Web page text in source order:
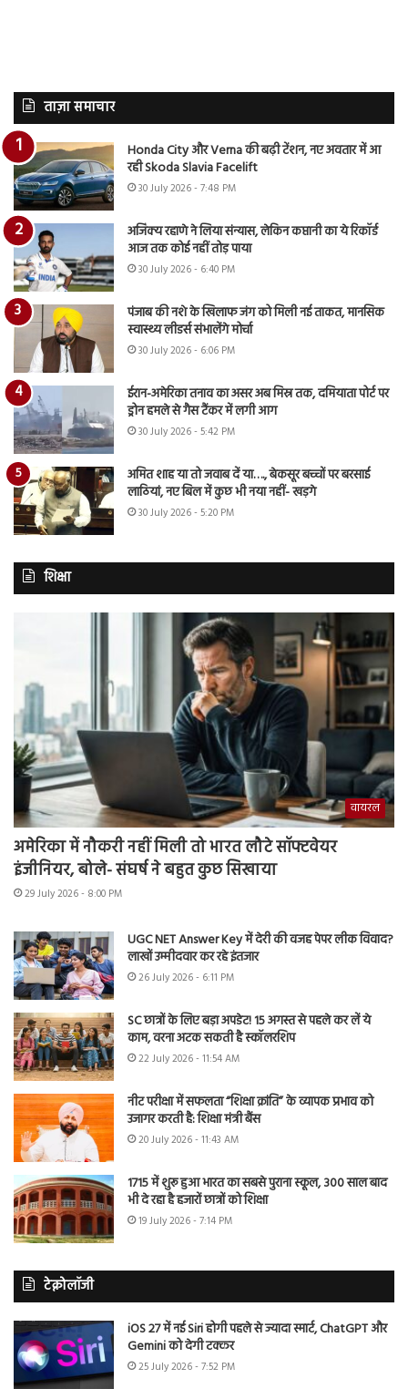
ताज़ा समाचार
Honda City और Verna की बढ़ी टेंशन, नए अवतार में आ
रही Skoda Slavia Facelift
30 July 2026 - 7:48 PM
अजिंक्य रहाणे ने लिया संन्यास, लेकिन कप्तानी का ये रिकॉर्ड
आज तक कोई नहीं तोड़ पाया
30 July 2026 - 6:40 PM
पंजाब की नशे के खिलाफ जंग को मिली नई ताकत, मानसिक
स्वास्थ्य लीडर्स संभालेंगे मोर्चा
30 July 2026 - 6:06 PM
ईरान-अमेरिका तनाव का असर अब मिस्र तक, दमियाता पोर्ट पर
ड्रोन हमले से गैस टैंकर में लगी आग
30 July 2026 - 5:42 PM
अमित शाह या तो जवाब दें या…., बेकसूर बच्चों पर बरसाई
लाठियां, नए बिल में कुछ भी नया नहीं- खड़गे
30 July 2026 - 5:20 PM
शिक्षा
वायरल
अमेरिका में नौकरी नहीं मिली तो भारत लौटे सॉफ्टवेयर
इंजीनियर, बोले- संघर्ष ने बहुत कुछ सिखाया
29 July 2026 - 8:00 PM
UGC NET Answer Key में देरी की वजह पेपर लीक विवाद?
लाखों उम्मीदवार कर रहे इंतजार
26 July 2026 - 6:11 PM
SC छात्रों के लिए बड़ा अपडेट! 15 अगस्त से पहले कर लें ये
काम, वरना अटक सकती है स्कॉलरशिप
22 July 2026 - 11:54 AM
नीट परीक्षा में सफलता “शिक्षा क्रांति” के व्यापक प्रभाव को
उजागर करती है: शिक्षा मंत्री बैंस
20 July 2026 - 11:43 AM
1715 में शुरू हुआ भारत का सबसे पुराना स्कूल, 300 साल बाद
भी दे रहा है हजारों छात्रों को शिक्षा
19 July 2026 - 7:14 PM
टेक्नोलॉजी
iOS 27 में नई Siri होगी पहले से ज्यादा स्मार्ट, ChatGPT और
Gemini को देगी टक्कर
25 July 2026 - 7:52 PM